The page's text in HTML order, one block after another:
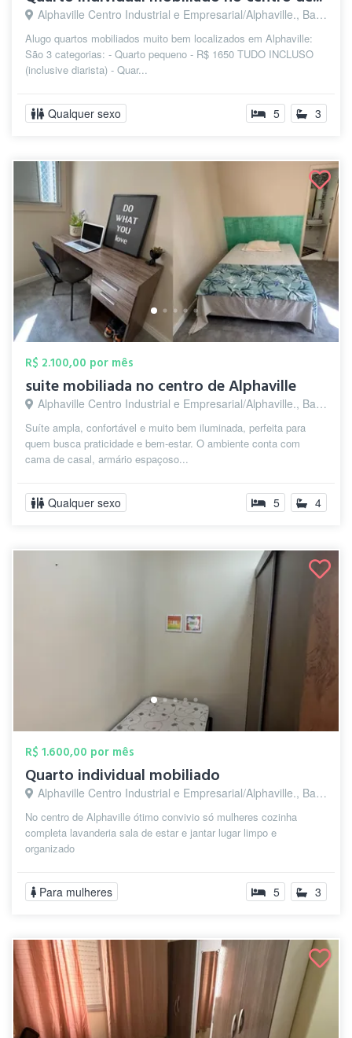
Alphaville Centro Industrial e Empresarial/Alphaville., Barueri - SP
Alugo quartos mobiliados muito bem localizados em Alphaville:
São 3 categorias: - Quarto pequeno - R$ 1650 TUDO INCLUSO
(inclusive diarista) - Quar...
Qualquer sexo 5 3
R$ 2.100,00 por mês
suite mobiliada no centro de Alphaville
Alphaville Centro Industrial e Empresarial/Alphaville., Barueri - SP
Suíte ampla, confortável e muito bem iluminada, perfeita para
quem busca praticidade e bem-estar. O ambiente conta com
cama de casal, armário espaçoso...
Qualquer sexo 5 4
R$ 1.600,00 por mês
Quarto individual mobiliado
Alphaville Centro Industrial e Empresarial/Alphaville., Barueri - SP
No centro de Alphaville ótimo convivio só mulheres cozinha
completa lavanderia sala de estar e jantar lugar limpo e
organizado
Para mulheres 5 3